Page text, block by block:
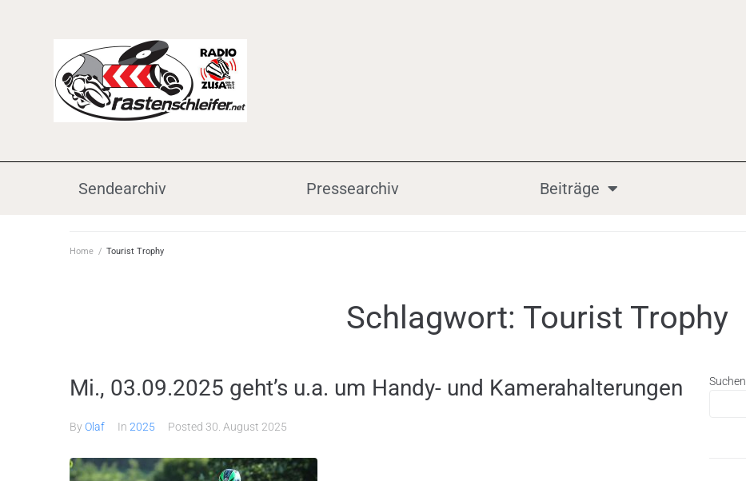
Sendearchiv Pressearchiv Beiträge
Home / Tourist Trophy
Schlagwort: Tourist Trophy
Mi., 03.09.2025 geht’s u.a. um Handy- und Kamerahalterungen
ByOlaf In 2025 Posted 30. August 2025
Suchen